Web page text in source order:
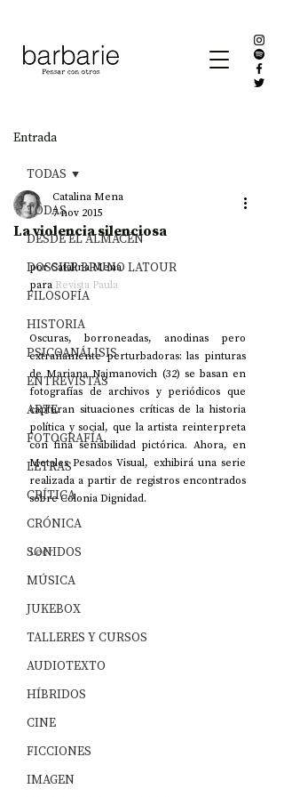
Entrada
TODAS
DESDE EL ALMACÉN
DOSSIER BRUNO LATOUR
FILOSOFÍA
HISTORIA
PSICOANÁLISIS
ENTREVISTAS
ARTE
FOTOGRAFÍA
LETRAS
CRÍTICA
CRÓNICA
SONIDOS
MÚSICA
JUKEBOX
TALLERES Y CURSOS
AUDIOTEXTO
HÍBRIDOS
CINE
FICCIONES
IMAGEN
TODAS
La violencia silenciosa
Catalina Mena
7 nov 2015
por Catalina Mena
para Revista Paula
Oscuras, borroneadas, anodinas pero
extrañamente perturbadoras: las pinturas
de Mariana Najmanovich (32) se basan en
fotografías de archivos y periódicos que
capturan situaciones críticas de la historia
política y social, que la artista reinterpreta
con fina sensibilidad pictórica. Ahora, en
Metales Pesados Visual, exhibirá una serie
realizada a partir de registros encontrados
sobre Colonia Dignidad.
Leer